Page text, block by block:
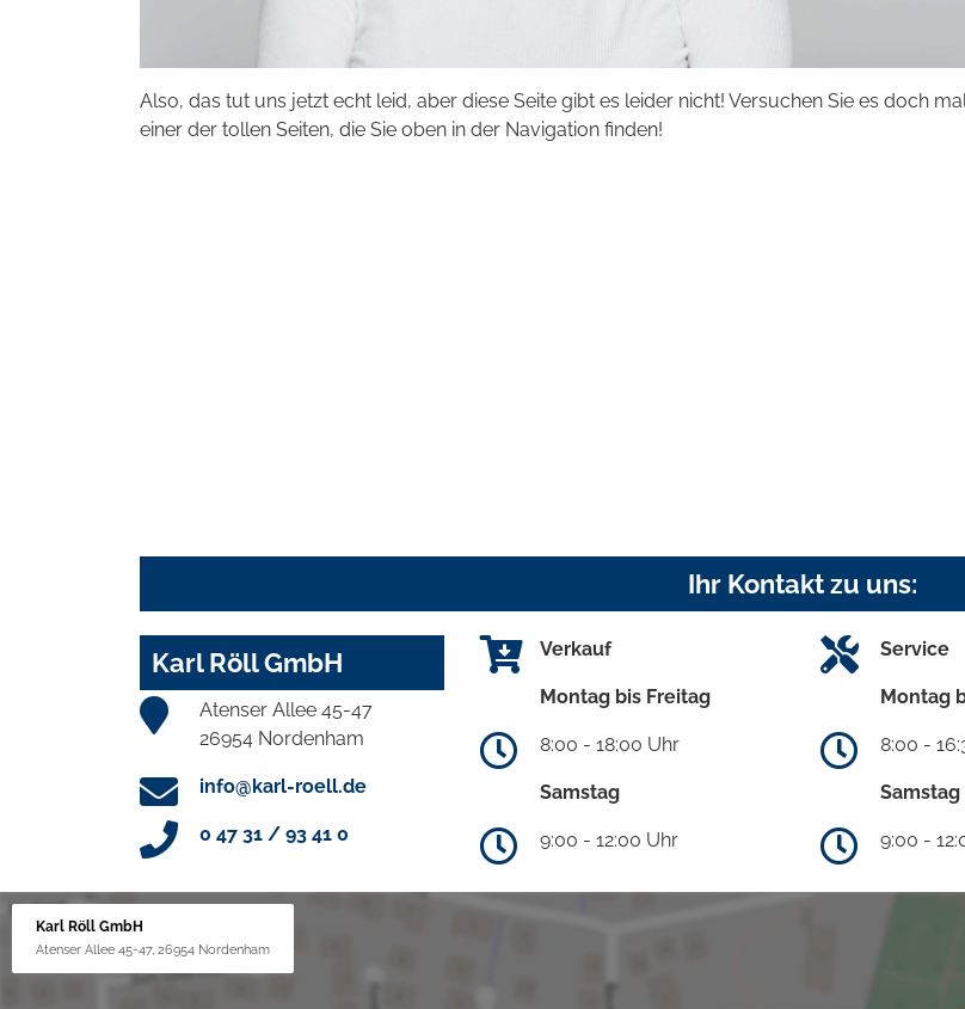
Also, das tut uns jetzt echt leid, aber diese Seite gibt es leider nicht! Versuchen Sie es doch
einer der tollen Seiten, die Sie oben in der Navigation finden!
Ihr Kontakt zu uns:
Karl Röll GmbH
Atenser Allee 45-47
26954 Nordenham
info@karl-roell.de
0 47 31 / 93 41 0
Verkauf
Montag bis Freitag
8:00 - 18:00 Uhr
Samstag
9:00 - 12:00 Uhr
Service
Montag
8:00 -
Samstag
9:00 -
Karl Röll GmbH
Atenser Allee 45-47, 26954 Nordenham